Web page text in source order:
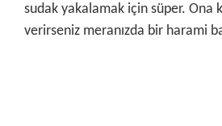
sudak yakalamak için süper. Ona
verirseniz meranızda bir harami